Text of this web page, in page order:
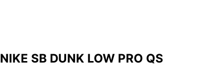
NIKE SB DUNK LOW PRO QS